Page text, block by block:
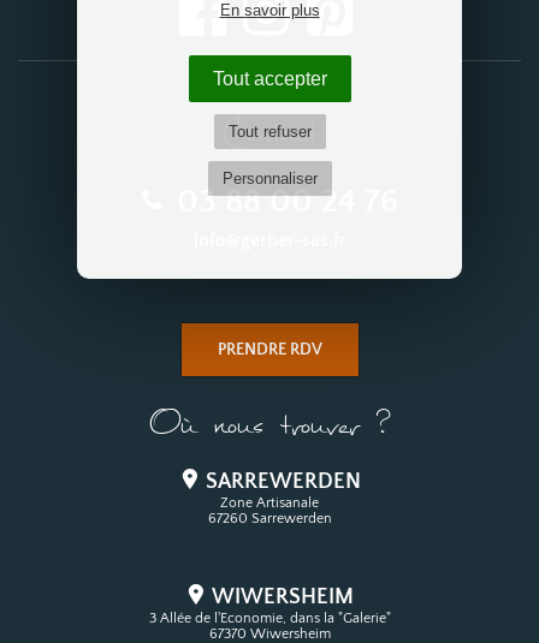
En savoir plus
Tout accepter
Tout refuser
Personnaliser
Contact
03 88 00 24 76
PRENDRE RDV
Où nous trouver ?
SARREWERDEN
Zone Artisanale
67260 Sarrewerden
WIWERSHEIM
3 Allée de l'Economie, dans la "Galerie"
67370 Wiwersheim